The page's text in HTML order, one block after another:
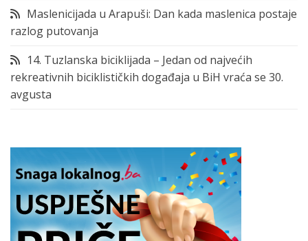
Maslenicijada u Arapuši: Dan kada maslenica postaje
razlog putovanja
14. Tuzlanska biciklijada – Jedan od najvećih
rekreativnih biciklističkih događaja u BiH vraća se 30.
avgusta